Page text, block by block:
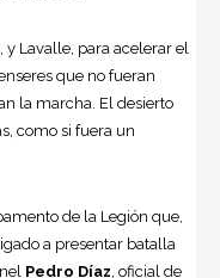
y Lavalle, para acelerar el
que no fueran
la marcha. El desierto
como si fuera un
de la Legión que,
a presentar batalla
Pedro Díaz , oficial de